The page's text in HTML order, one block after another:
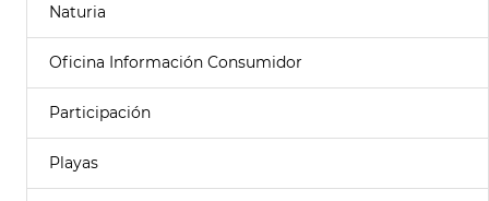
Naturia
Oficina Información Consumidor
Participación
Playas